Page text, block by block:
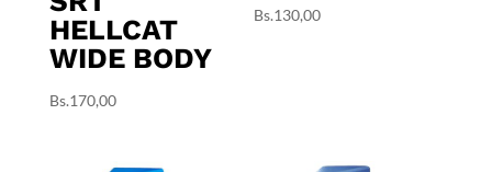
HELLCAT
WIDE BODY
Bs.170,00
Bs.130,00